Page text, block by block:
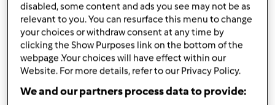
Partilhar receita
Criar uma variante
disabled, some content and ads you see may not be as
relevant to you. You can resurface this menu to change
your choices or withdraw consent at any time by
clicking the Show Purposes link on the bottom of the
webpage .Your choices will have effect within our
Website. For more details, refer to our Privacy Policy.
We and our partners process data to provide: